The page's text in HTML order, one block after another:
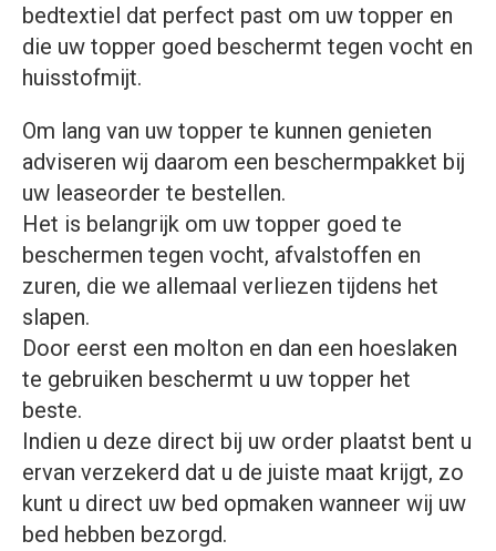
bedtextiel dat perfect past om uw topper en
die uw topper goed beschermt tegen vocht en
huisstofmijt.
Om lang van uw topper te kunnen genieten
adviseren wij daarom een beschermpakket bij
uw leaseorder te bestellen.
Het is belangrijk om uw topper goed te
beschermen tegen vocht, afvalstoffen en
zuren, die we allemaal verliezen tijdens het
slapen.
Door eerst een molton en dan een hoeslaken
te gebruiken beschermt u uw topper het
beste.
Indien u deze direct bij uw order plaatst bent u
ervan verzekerd dat u de juiste maat krijgt, zo
kunt u direct uw bed opmaken wanneer wij uw
bed hebben bezorgd.